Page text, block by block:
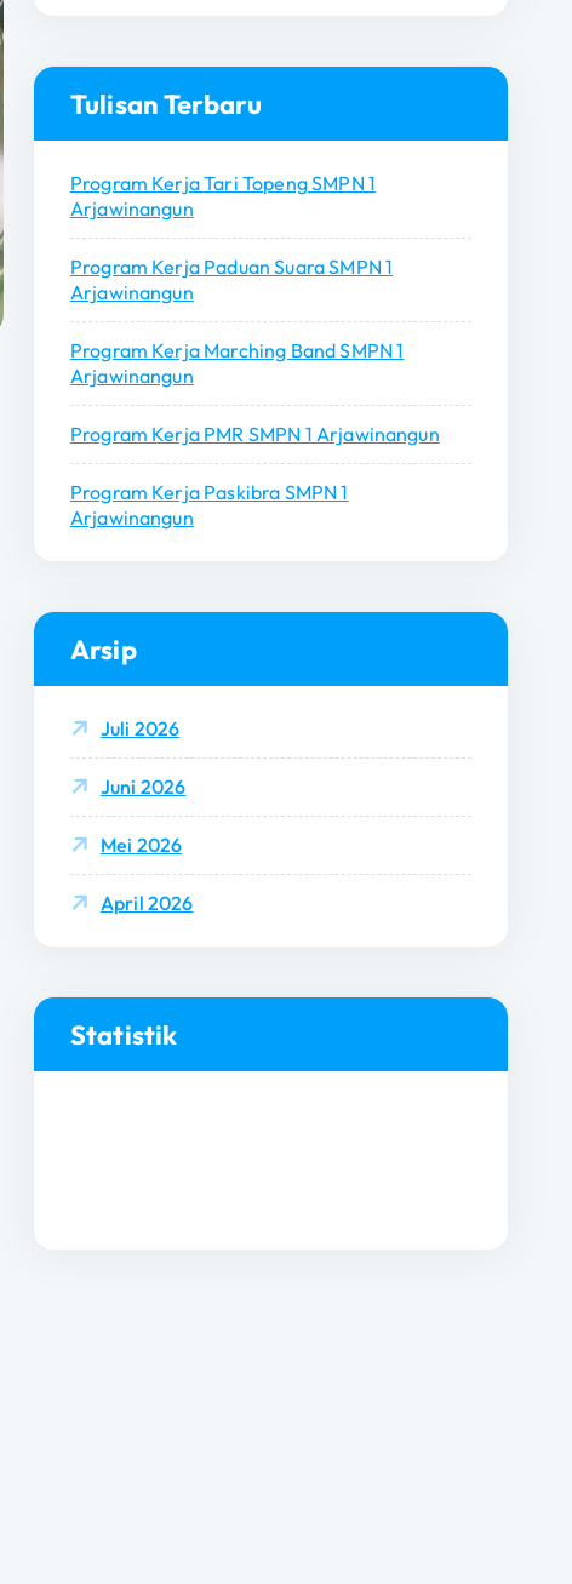
u
n
k
Tulisan Terbaru
Program Kerja Tari Topeng SMPN 1
Arjawinangun
Program Kerja Paduan Suara SMPN 1
Arjawinangun
Program Kerja Marching Band SMPN 1
Arjawinangun
Program Kerja PMR SMPN 1 Arjawinangun
Program Kerja Paskibra SMPN 1
Arjawinangun
Arsip
Juli 2026
Juni 2026
Mei 2026
April 2026
Statistik